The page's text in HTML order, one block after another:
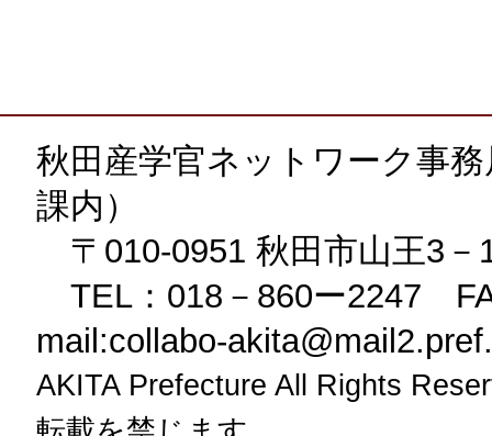
秋田産学官ネットワーク事
課内）
〒010-0951 秋田市山王3－
TEL：018－860ー2247
mail:collabo-
AKITA Prefecture All Rights